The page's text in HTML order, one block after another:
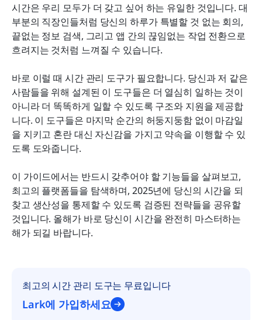
시간은 우리 모두가 더 갖고 싶어 하는 유일한 것입니다. 대
부분의 직장인들처럼 당신의 하루가 특별할 것 없는 회의,
끝없는 정보 검색, 그리고 앱 간의 끊임없는 작업 전환으로
흐려지는 것처럼 느껴질 수 있습니다.
바로 이럴 때 시간 관리 도구가 필요합니다. 당신과 저 같은
사람들을 위해 설계된 이 도구들은 더 열심히 일하는 것이
아니라 더 똑똑하게 일할 수 있도록 구조와 지원을 제공합
니다. 이 도구들은 마지막 순간의 허둥지둥함 없이 마감일
을 지키고 혼란 대신 자신감을 가지고 약속을 이행할 수 있
도록 도와줍니다.
이 가이드에서는 반드시 갖추어야 할 기능들을 살펴보고,
최고의 플랫폼들을 탐색하며, 2025년에 당신의 시간을 되
찾고 생산성을 통제할 수 있도록 검증된 전략들을 공유할
것입니다. 올해가 바로 당신이 시간을 완전히 마스터하는
해가 되길 바랍니다.
최고의 시간 관리 도구는 무료입니다
Lark에 가입하세요
최고의 작업 관리 앱
최고의 시간 추적 소프트웨어
시간 관리를 위한 최적의 도구 선택 방법
피해야 할 일반적인 시간 관리 실수
시간 관리 도구의 미래
결론
자주 묻는 질문